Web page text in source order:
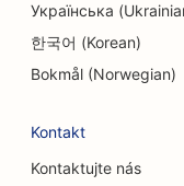
SEO pre
SEO pre
Українська
한국어 (Korean)
Bokmål (Norwegian)
Kontakt
Kontaktujte nás